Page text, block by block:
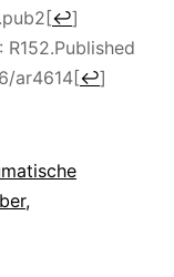
[↩]
R152.Published
ar4614[↩]
,